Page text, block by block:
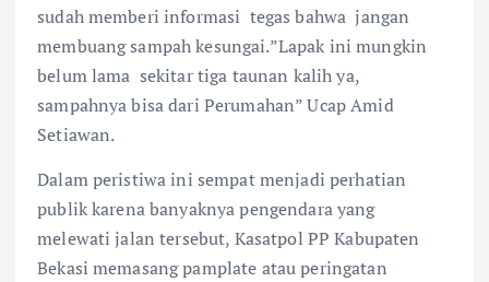
sudah memberi informasi tegas bahwa jangan
membuang sampah kesungai.”Lapak ini mungkin
belum lama sekitar tiga taunan kalih ya,
sampahnya bisa dari Perumahan” Ucap Amid
Setiawan.
Dalam peristiwa ini sempat menjadi perhatian
publik karena banyaknya pengendara yang
melewati jalan tersebut, Kasatpol PP Kabupaten
Bekasi memasang pamplate atau peringatan